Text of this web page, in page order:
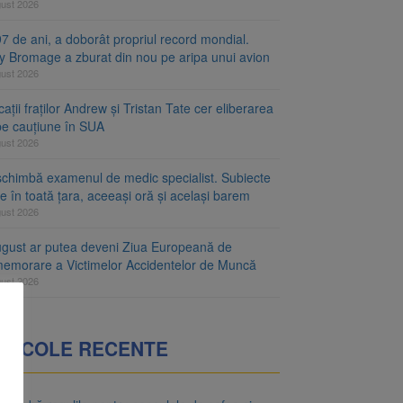
2026
de ani, a doborât propriul record mondial.
Bromage a zburat din nou pe aripa unui avion
2026
fraților Andrew și Tristan Tate cer eliberarea
cauțiune în SUA
2026
examenul de medic specialist. Subiecte
în toată țara, aceeași oră și același barem
2026
ar putea deveni Ziua Europeană de
a Victimelor Accidentelor de Muncă
2026
RECENTE